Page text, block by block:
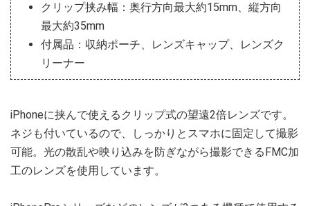
クリップ挟み幅：奥行方向最大約15mm、縦方向
最大約35mm
付属品：収納ポーチ、レンズキャップ、レンズク
リーナー
iPhoneに挟んで使えるクリップ式の望遠2倍レンズです。
ネジも付いているので、しっかりとスマホに固定して撮影
可能。光の散乱や映り込みを防ぎながら撮影できるFMC加
工のレンズを使用しています。